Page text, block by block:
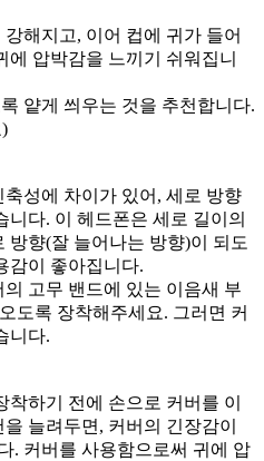
해지고, 이어 컵에 귀가 들어
압박감을 느끼기 쉬워집니
얕게 씌우는 것을 추천합니다.
성에 차이가 있어, 세로 방향
다. 이 헤드폰은 세로 길이의
방향(잘 늘어나는 방향)이 되도
감이 좋아집니다.
고무 밴드에 있는 이음새 부
도록 장착해주세요. 그러면 커
니다.
하기 전에 손으로 커버를 이
늘려두면, 커버의 긴장감이
. 커버를 사용함으로써 귀에 압